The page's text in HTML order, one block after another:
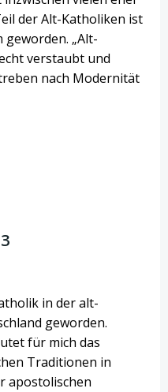
der Alt-Katholiken ist
geworden. „Alt-
verstaubt und
nach Modernität
in der alt-
geworden.
für mich das
Traditionen in
apostolischen